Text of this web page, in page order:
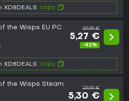
XD8DEALS copy
the Wisps EU PC
29,99 €
5,27 €
-82%
XD8DEALS copy
the Wisps Steam
29,99 €
5,30 €